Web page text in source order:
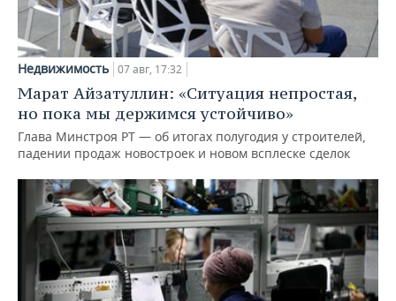
Недвижимость 07 авг, 17:32
Марат Айзатуллин: «Ситуация непростая,
но пока мы держимся устойчиво»
Глава Минстроя РТ — об итогах полугодия у строителей,
падении продаж новостроек и новом всплеске сделок